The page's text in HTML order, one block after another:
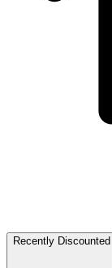
Recently Discounted